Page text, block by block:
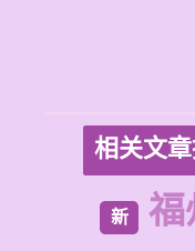
相关文
新 福